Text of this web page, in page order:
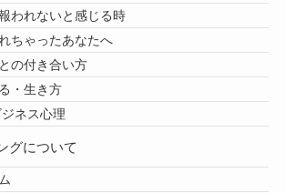
われないと感じる時
ちゃったあなたへ
の付き合い方
・生き方
ネス心理
グについて